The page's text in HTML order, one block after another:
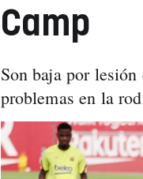
Camp
Son baja por
problemas en la